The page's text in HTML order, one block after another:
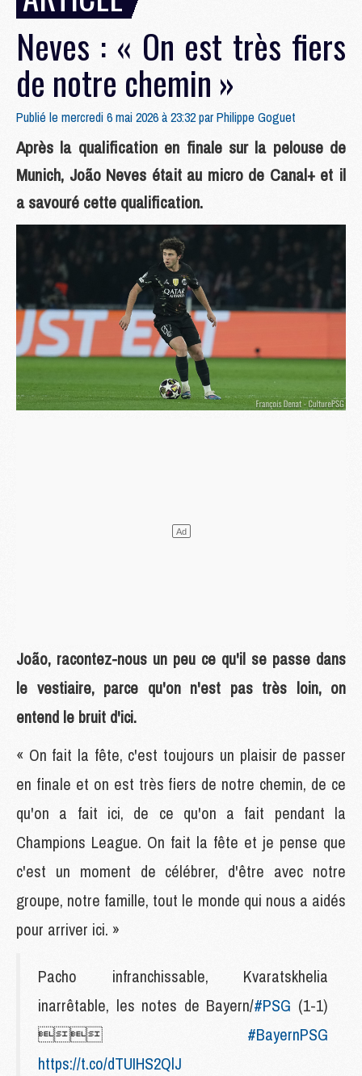
Neves : « On est très fiers
de notre chemin »
Publié le mercredi 6 mai 2026 à 23:32 parPhilippe Goguet
Après la qualification en finale sur la pelouse de
Munich, João Neves était au micro de Canal+ et il
a savouré cette qualification.
João, racontez-nous un peu ce qu'il se passe dans
le vestiaire, parce qu'on n'est pas très loin, on
entend le bruit d'ici.
« On fait la fête, c'est toujours un plaisir de passer
en finale et on est très fiers de notre chemin, de ce
qu'on a fait ici, de ce qu'on a fait pendant la
Champions League. On fait la fête et je pense que
c'est un moment de célébrer, d'être avec notre
groupe, notre famille, tout le monde qui nous a aidés
pour arriver ici. »
Pacho infranchissable, Kvaratskhelia
inarrêtable, les notes de Bayern/#PSG (1-1)
 #BayernPSG
https://t.co/dTUIHS2QlJ